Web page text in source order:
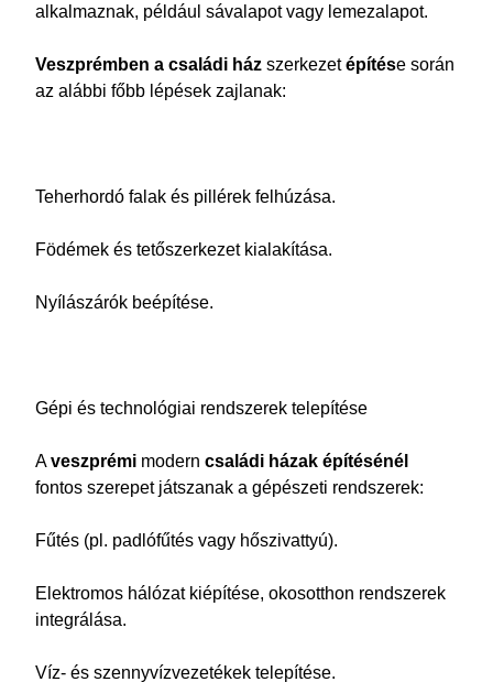
alkalmaznak, például sávalapot vagy lemezalapot.
Veszprémben a családi ház szerkezetépítése során
az alábbi főbb lépések zajlanak:
Teherhordó falak és pillérek felhúzása.
Födémek és tetőszerkezet kialakítása.
Nyílászárók beépítése.
Gépi és technológiai rendszerek telepítése
Aveszprémi modern családi házak építésénél
fontos szerepet játszanak a gépészeti rendszerek:
Fűtés (pl. padlófűtés vagy hőszivattyú).
Elektromos hálózat kiépítése, okosotthon rendszerek
integrálása.
Víz- és szennyvízvezetékek telepítése.